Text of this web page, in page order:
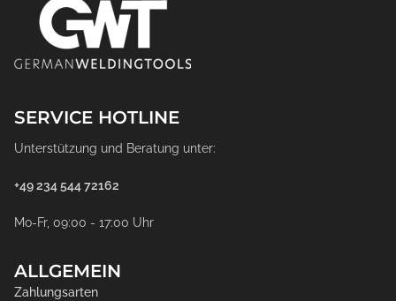
SERVICE HOTLINE
Unterstützung und Beratung unter:
+49 234 544 72162
Mo-Fr, 09:00 - 17:00 Uhr
ALLGEMEIN
Zahlungsarten